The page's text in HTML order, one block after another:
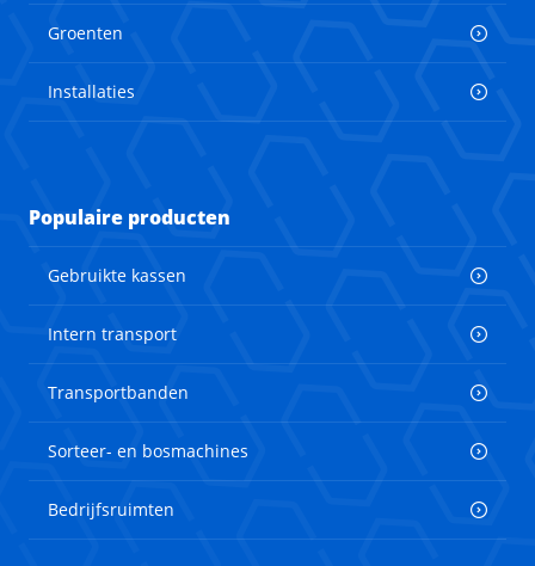
Groenten
Installaties
Populaire producten
Gebruikte kassen
Intern transport
Transportbanden
Sorteer- en bosmachines
Bedrijfsruimten